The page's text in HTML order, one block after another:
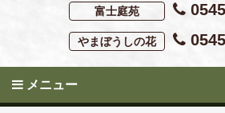
富士庭苑
やまぼうしの花
メニュー